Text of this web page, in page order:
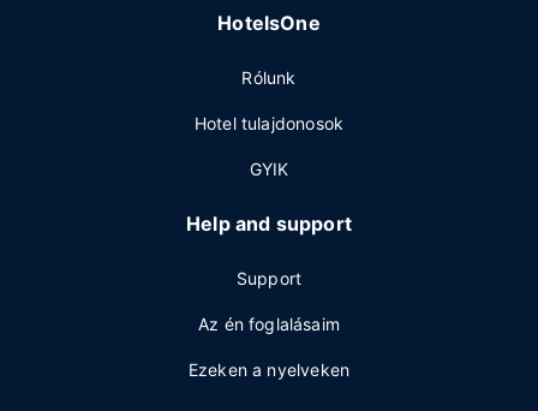
HotelsOne
Rólunk
Hotel tulajdonosok
GYIK
Help and support
Support
Az én foglalásaim
Ezeken a nyelveken